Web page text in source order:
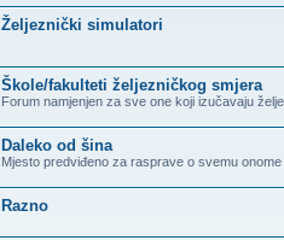
Željeznički simulatori
Škole/fakulteti željezničkog smjera
Forum namjenjen za sve one koji izučavaju
Daleko od šina
Mjesto predviđeno za rasprave o svemu
Razno